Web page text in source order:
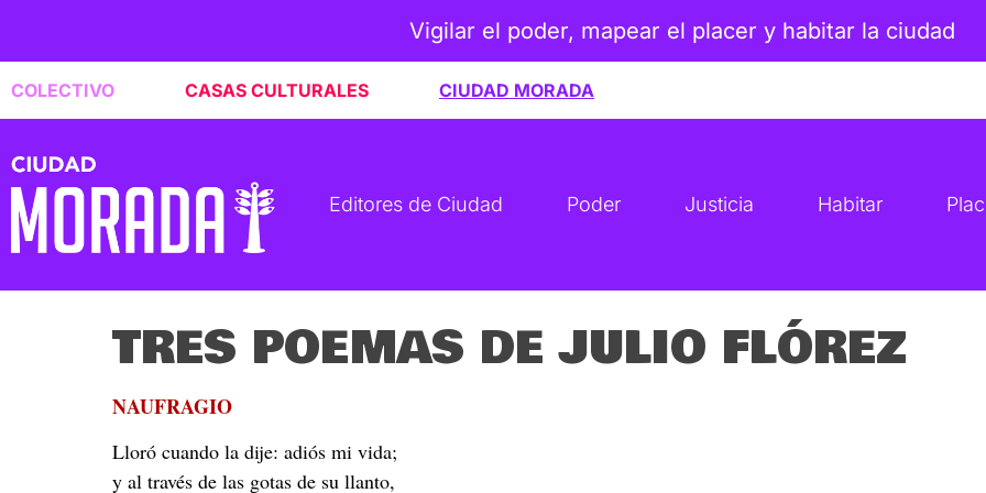
Vigilar el poder, mapear el placer y habitar la ciudad
COLECTIVO CASAS CULTURALES CIUDAD MORADA
Editores de Ciudad Poder Justicia Habitar
TRES POEMAS DE JULIO FLÓREZ
NAUFRAGIO
Lloró cuando la dije: adiós mi vida;
y al través de las gotas de su llanto,